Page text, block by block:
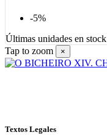
-5%
Últimas unidades en stock
Tap to zoom
×
Textos Legales